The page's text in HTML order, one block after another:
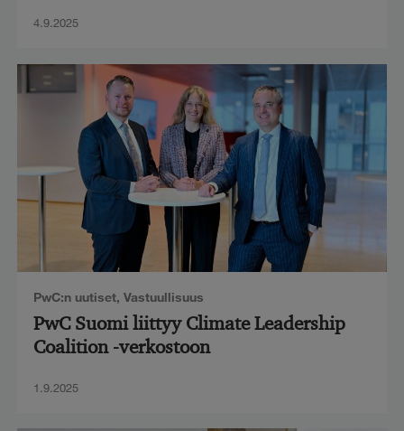
4.9.2025
PwC:n uutiset, Vastuullisuus
PwC Suomi liittyy Climate Leadership
Coalition -verkostoon
1.9.2025